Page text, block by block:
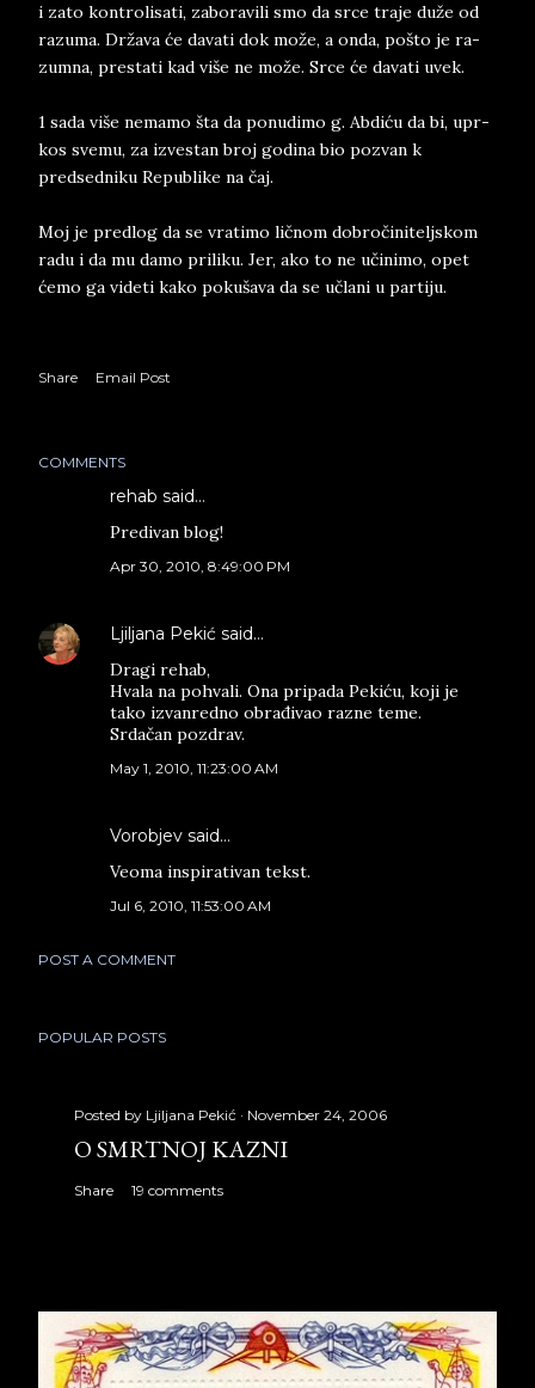
i zato kon­troli­sa­ti, za­bo­ra­vi­li smo da srce tra­je duže od
ra­zu­ma. Država će da­va­ti dok može, a onda, po­što je ra­
zum­na, pre­sta­ti kad više ne može. Srce će da­va­ti uvek.
1 sada više ne­ma­mo šta da po­nu­di­mo g. Abdiću da bi, upr­
kos sve­mu, za iz­ve­stan broj go­di­na bio po­zvan k
predsed­ni­ku Re­pu­bli­ke na čaj.
Moj je pred­log da se vra­ti­mo ličnom do­bročini­teljs­kom
radu i da mu damo pri­li­ku. Jer, ako to ne učini­mo, opet
ćemo ga vi­de­ti kako po­ku­ša­va da se učlani u par­ti­ju.
Share Email Post
COMMENTS
rehab said…
Predivan blog!
Apr 30, 2010, 8:49:00 PM
Ljiljana Pekić said…
Dragi rehab,
Hvala na pohvali. Ona pripada Pekiću, koji je
tako izvanredno obrađivao razne teme.
Srdačan pozdrav.
May 1, 2010, 11:23:00 AM
Vorobjev said…
Veoma inspirativan tekst.
Jul 6, 2010, 11:53:00 AM
POST A COMMENT
POPULAR POSTS
Posted by Ljiljana Pekić November 24, 2006
O SMRTNOJ KAZNI
Share 19 comments